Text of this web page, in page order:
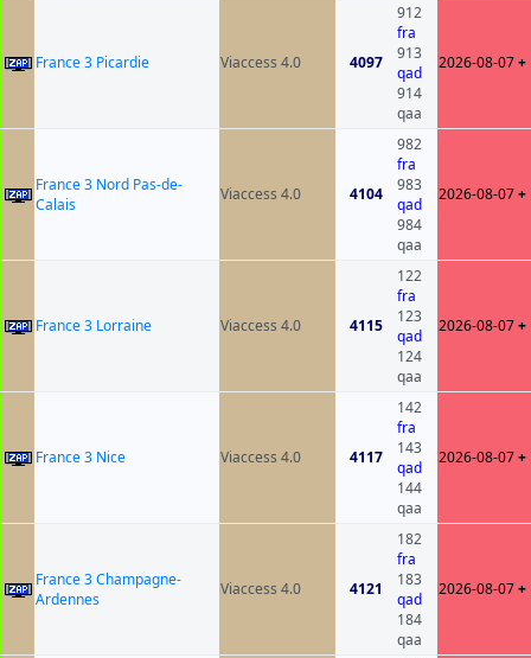
France 3 Picardie Viaccess 4.0 4097
912
fra
913
qad
914
qaa
2026-08-07+
France 3 Nord Pas-de-
Calais
Viaccess 4.0 4104
982
fra
983
qad
984
qaa
2026-08-07+
France 3 Lorraine Viaccess 4.0 4115
122
fra
123
qad
124
qaa
2026-08-07+
France 3 Nice Viaccess 4.0 4117
142
fra
143
qad
144
qaa
2026-08-07+
France 3 Champagne-
Ardennes
Viaccess 4.0 4121
182
fra
183
qad
184
qaa
2026-08-07+